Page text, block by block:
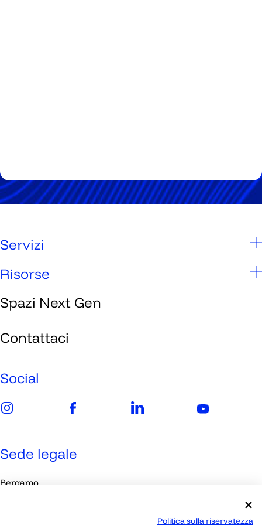
Servizi
Scuole
Studenti
Imprese
Risorse
Chi siamo
Spazi Next Gen
Contattaci
Social
Sede legale
Bergamo
Politica sulla riservatezza